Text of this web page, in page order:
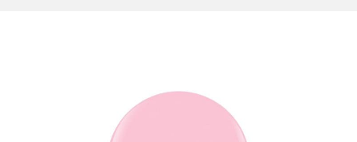
Tutoriales